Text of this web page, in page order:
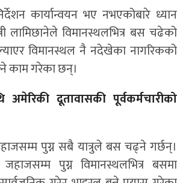
कार्यान्वयन भए नभएकोबारे ध्यान
लामिछानेले विमानस्थलभित्र बस चढेको
ल्याएर विमानस्थल नै नदेखेका नागरिकको
काम गरेका छन्।
अमेरिकी दूतावासकी पूर्वकर्मचारीको
पुग्न सबै यात्रुले बस चढ्ने गर्छन्।
पुग्न विमानस्थलभित्र बसमा